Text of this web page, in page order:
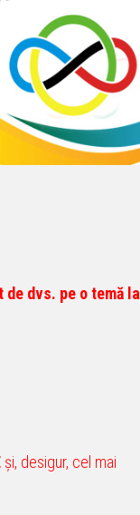
dvs. pe o temă la
și, desigur, cel mai